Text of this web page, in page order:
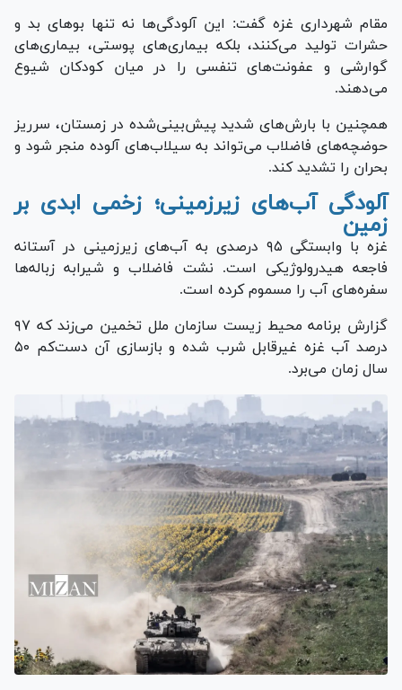
مقام شهرداری غزه گفت: این آلودگی‌ها نه تنها بو‌های بد و
حشرات تولید می‌کنند، بلکه بیماری‌های پوستی، بیماری‌های
گوارشی و عفونت‌های تنفسی را در میان کودکان شیوع
می‌دهند.
همچنین با بارش‌های شدید پیش‌بینی‌شده در زمستان، سرریز
حوضچه‌های فاضلاب می‌تواند به سیلاب‌های آلوده منجر شود و
بحران را تشدید کند.
آلودگی آب‌های زیرزمینی؛ زخمی ابدی بر
زمین
غزه با وابستگی ۹۵ درصدی به آب‌های زیرزمینی در آستانه
فاجعه هیدرولوژیکی است. نشت فاضلاب و شیرابه زباله‌ها
سفره‌های آب را مسموم کرده است.
گزارش برنامه محیط زیست سازمان ملل تخمین می‌زند که ۹۷
درصد آب غزه غیرقابل شرب شده و بازسازی آن دست‌کم ۵۰
سال زمان می‌برد.